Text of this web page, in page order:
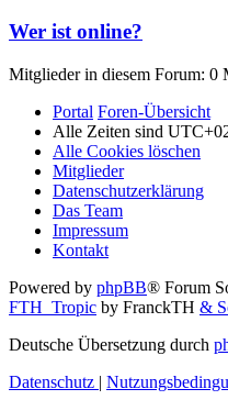
Wer ist online?
Mitglieder in diesem Forum: 0
Portal Foren-Übersicht
Alle Zeiten sind
Alle Cookies löschen
Mitglieder
Datenschutzerklärung
Das Team
Impressum
Kontakt
Powered by phpBB® Forum
FTH_Tropic by FranckTH &
Deutsche Übersetzung durch
Datenschutz |